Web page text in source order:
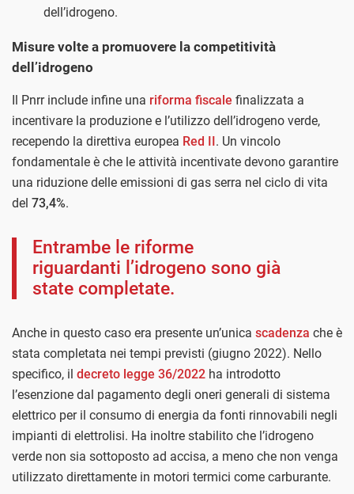
dell’idrogeno.
Misure volte a promuovere la competitività
dell’idrogeno
Il Pnrr include infine una riforma fiscale finalizzata a
incentivare la produzione e l’utilizzo dell’idrogeno verde,
recependo la direttiva europea Red II. Un vincolo
fondamentale è che le attività incentivate devono garantire
una riduzione delle emissioni di gas serra nel ciclo di vita
del 73,4%.
Entrambe le riforme
riguardanti l’idrogeno sono già
state completate.
Anche in questo caso era presente un’unica scadenza che è
stata completata nei tempi previsti (giugno 2022). Nello
specifico, il decreto legge 36/2022 ha introdotto
l’esenzione dal pagamento degli oneri generali di sistema
elettrico per il consumo di energia da fonti rinnovabili negli
impianti di elettrolisi. Ha inoltre stabilito che l’idrogeno
verde non sia sottoposto ad accisa, a meno che non venga
utilizzato direttamente in motori termici come carburante.